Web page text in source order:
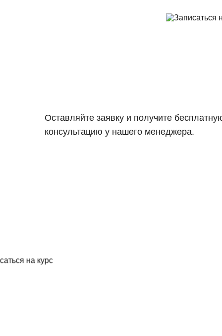
Оставляйте заявку и получите
консультацию у нашего менеджера.